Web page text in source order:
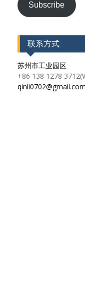
Subscribe
联系方式
苏州市工业园区
+86 138 1278
qinli0702@gmail.com